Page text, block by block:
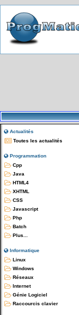
Actualités
Toutes les actualités
Programmation
Cpp
Java
HTML4
XHTML
CSS
Javascript
Php
Batch
Plus...
Informatique
Linux
Windows
Réseaux
Internet
Génie Logiciel
Raccourcis clavier